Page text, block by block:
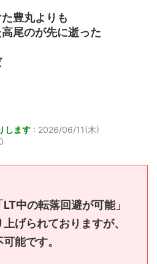
豊丸よりも
尾のが先に逝った
します : 2026/06/11(木)
中の転落回避が可能」
げられておりますが、
能です。